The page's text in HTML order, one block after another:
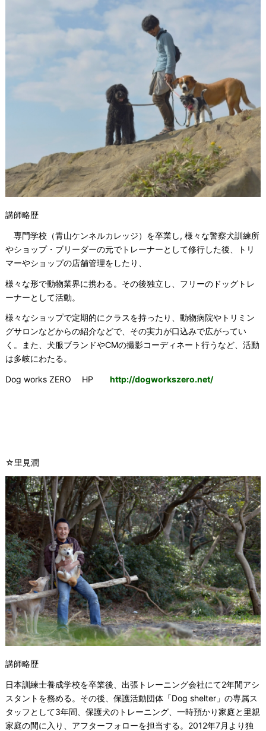
講師略歴
専門学校（青山ケンネルカレッジ）を卒業し, 様々な警察犬訓練所
やショップ・ブリーダーの元でトレーナーとして修行した後、トリ
マーやショップの店舗管理をしたり、
様々な形で動物業界に携わる。 その後独立し、フリーのドッグトレ
ーナーとして活動。
様々なショップで定期的にクラスを持ったり、動物病院やトリミン
グサロンなどからの紹介などで、その実力が口込みで広がってい
く。また、犬服ブランドやCMの撮影コーディネート行うなど、活動
は多岐にわたる。
Dog works ZERO HP http://dogworkszero.net/
☆里見潤
講師略歴
日本訓練士養成学校を卒業後、出張トレーニング会社にて2年間アシ
スタントを務める。その後、保護活動団体「Dog shelter」の専属ス
タッフとして3年間、保護犬のトレーニング、一時預かり家庭と里親
家庭の間に入り、アフターフォローを担当する。2012年7月より独